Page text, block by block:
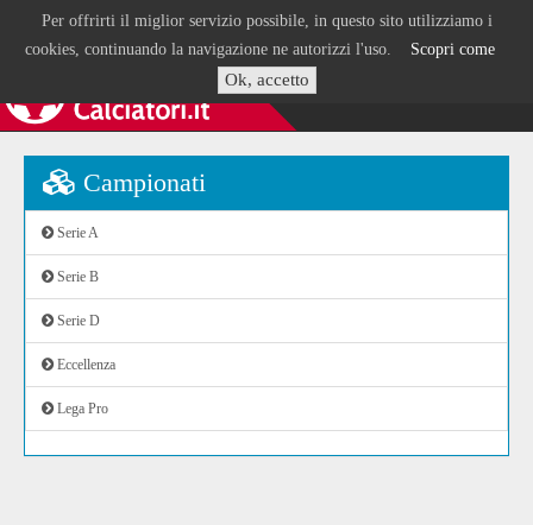
Per offrirti il miglior servizio possibile, in questo sito utilizziamo i
cookies, continuando la navigazione ne autorizzi l'uso. Scopri come
Ok, accetto
Campionati
Serie A
Serie B
Serie D
Eccellenza
Lega Pro